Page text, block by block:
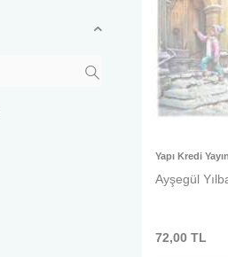
Yapı Kredi
Ayşegül
72,00 TL